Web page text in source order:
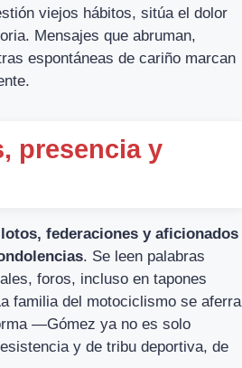
viejos hábitos, sitúa el dolor
Mensajes que abruman,
espontáneas de cariño marcan
presencia y
federaciones y aficionados
. Se leen palabras
foros, incluso en tapones
familia del motociclismo se aferra
—Gómez ya no es solo
y de tribu deportiva, de